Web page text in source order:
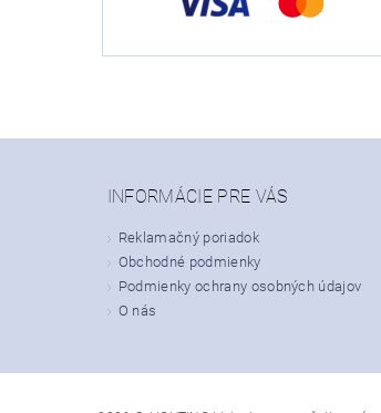
INFORMÁCIE PRE VÁS
Reklamačný poriadok
Obchodné podmienky
Podmienky ochrany osobných údajov
O nás